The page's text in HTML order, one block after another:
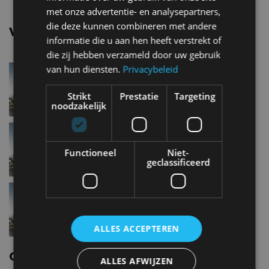
Vergelijkbare uitvoeringen
Citroen SpacetourerBlueHDi 100
Citroen SpacetourerBlueHDi 120
S&S
Citroen SpacetourerBlueHDi 180
Citroen Spacetourer nieuws
met onze advertentie- en analysepartners,
die deze kunnen combineren met andere
informatie die u aan hen heeft verstrekt of
die zij hebben verzameld door uw gebruik
van hun diensten. Privacybeleid
Strikt
noodzakelijk
Prestatie Targeting
Functioneel
Niet-
geclassificeerd
ALLES ACCEPTEREN
ALLES AFWIJZEN